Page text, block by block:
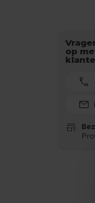
op
call
mail
store